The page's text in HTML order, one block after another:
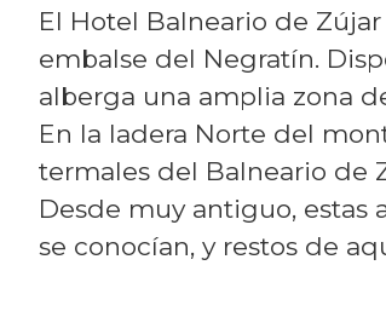
El Hotel Balneario de
embalse del Negratín.
alberga una amplia zona
En la ladera Norte del
termales del Balneario de
Desde muy antiguo, estas
se conocían, y restos de